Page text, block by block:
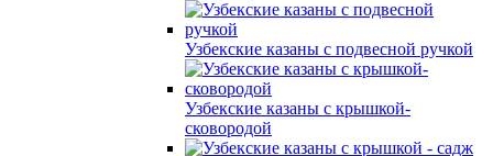
Узбекские казаны с подвесной ручкой
Узбекские казаны с крышкой-
сковородой